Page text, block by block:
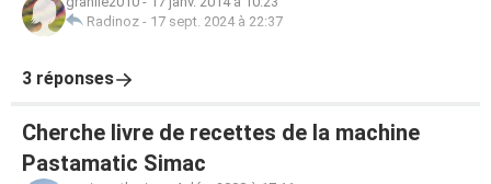
Radinoz - 17 sept. 2024 à 22:37
3 réponses
Cherche livre de recettes de la machine
Pastamatic Simac